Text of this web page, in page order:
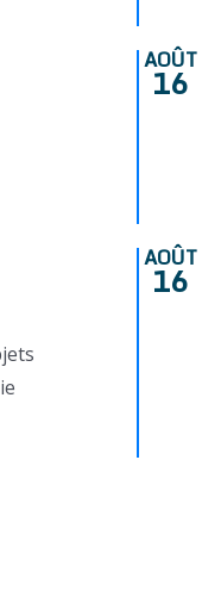
AOÛT
16
AOÛT
16